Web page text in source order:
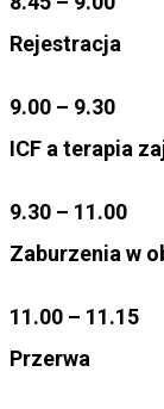
Rejestracja
9.00 – 9.30
ICF a terapia
9.30 – 11.00
Zaburzenia w
11.00 – 11.15
Przerwa